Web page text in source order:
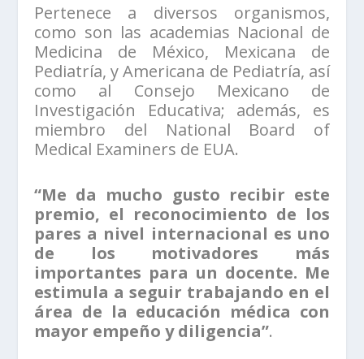
Pertenece a diversos organismos,
como son las academias Nacional de
Medicina de México, Mexicana de
Pediatría, y Americana de Pediatría, así
como al Consejo Mexicano de
Investigación Educativa; además, es
miembro del National Board of
Medical Examiners de EUA.
“Me da mucho gusto recibir este
premio, el reconocimiento de los
pares a nivel internacional es uno
de los motivadores más
importantes para un docente. Me
estimula a seguir trabajando en el
área de la educación médica con
mayor empeño y diligencia”.